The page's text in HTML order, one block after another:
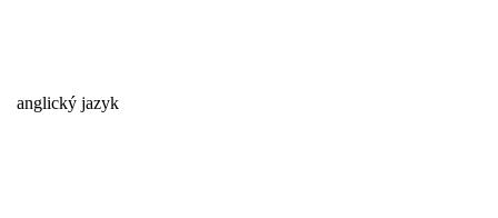
anglický jazyk